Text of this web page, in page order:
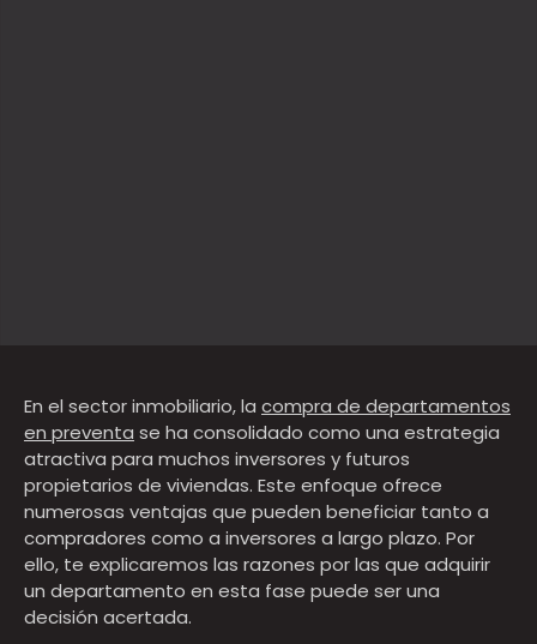
En el sector inmobiliario, la compra de departamentos
en preventa se ha consolidado como una estrategia
atractiva para muchos inversores y futuros
propietarios de viviendas. Este enfoque ofrece
numerosas ventajas que pueden beneficiar tanto a
compradores como a inversores a largo plazo. Por
ello, te explicaremos las razones por las que adquirir
un departamento en esta fase puede ser una
decisión acertada.